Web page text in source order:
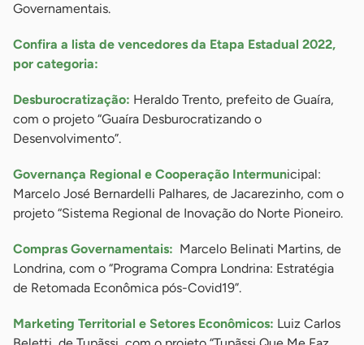
Governamentais.
Confira a lista de vencedores da Etapa Estadual 2022,
por categoria:
Desburocratização: Heraldo Trento, prefeito de Guaíra,
com o projeto “Guaíra Desburocratizando o
Desenvolvimento”.
Governança Regional e Cooperação Intermunicipal:
Marcelo José Bernardelli Palhares, de Jacarezinho, com o
projeto “Sistema Regional de Inovação do Norte Pioneiro.
Compras Governamentais: Marcelo Belinati Martins, de
Londrina, com o “Programa Compra Londrina: Estratégia
de Retomada Econômica pós-Covid19”.
Marketing Territorial e Setores Econômicos: Luiz Carlos